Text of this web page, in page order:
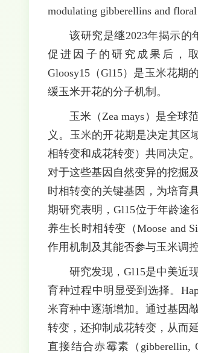
modulating gibberellins and
该研究是继2023年揭示的
促进因子的研究成果后，
Gloosy15（Gl15）是玉米花期
缓玉米开花的分子机制。
玉米（Zea mays）是全球
义。玉米的开花期是决定其区
相转变和成花转变）共同决定
对于这些基因自然变异的挖掘
时相转变的关键基因，为培育
期研究表明，Gl15位于年龄途
养生长时相转变（Moose and
作用机制及其能否参与玉米调
研究发现，Gl15是中美近
育种过程中明显受到选择。
米育种中逐渐增加。通过基因
转变，还抑制成花转变，从而
直接结合赤霉素（gibberellin,